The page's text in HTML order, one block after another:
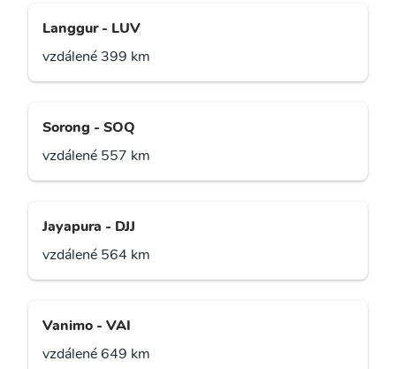
Langgur - LUV
vzdálené 399 km
Sorong - SOQ
vzdálené 557 km
Jayapura - DJJ
vzdálené 564 km
Vanimo - VAI
vzdálené 649 km